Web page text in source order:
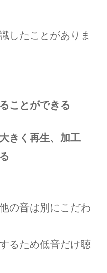
したことがありま
ことができる
きく再生、加工
の音は別にこだわ
るため低音だけ聴